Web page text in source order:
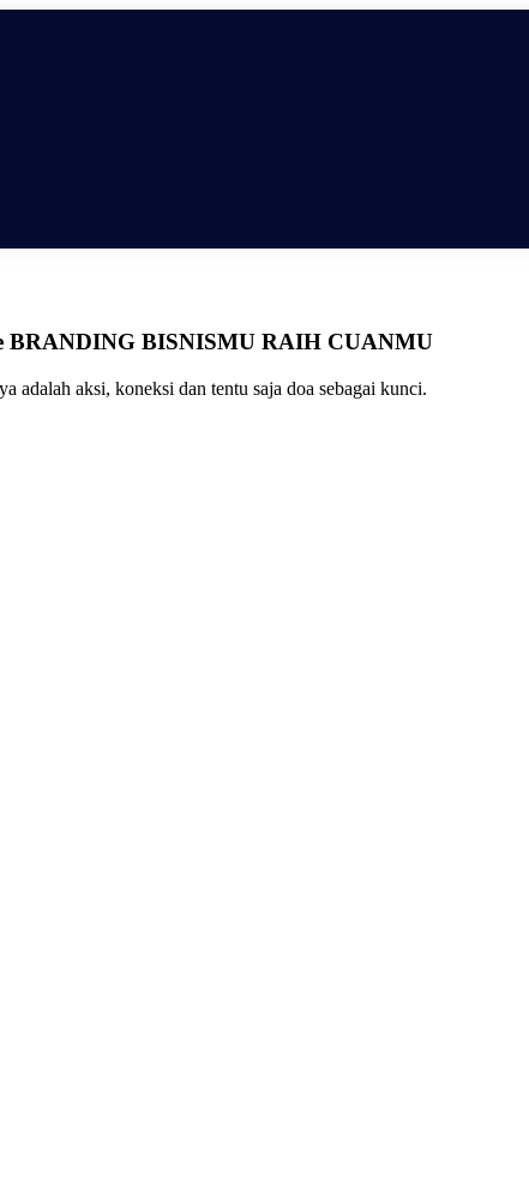
BRANDING BISNISMU RAIH CUANMU
adalah aksi, koneksi dan tentu saja doa sebagai kunci.